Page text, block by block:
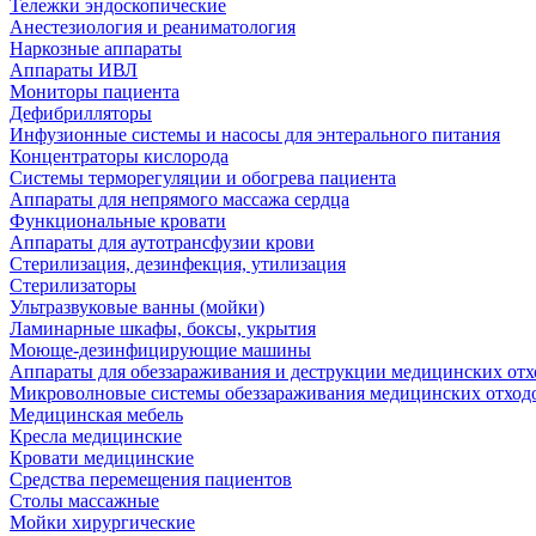
Тележки эндоскопические
Анестезиология и реаниматология
Наркозные аппараты
Аппараты ИВЛ
Мониторы пациента
Дефибрилляторы
Инфузионные системы и насосы для энтерального питания
Концентраторы кислорода
Системы терморегуляции и обогрева пациента
Аппараты для непрямого массажа сердца
Функциональные кровати
Аппараты для аутотрансфузии крови
Стерилизация, дезинфекция, утилизация
Стерилизаторы
Ультразвуковые ванны (мойки)
Ламинарные шкафы, боксы, укрытия
Моюще-дезинфицирующие машины
Аппараты для обеззараживания и деструкции медицинских
Микроволновые системы обеззараживания медицинских
Медицинская мебель
Кресла медицинские
Кровати медицинские
Средства перемещения пациентов
Столы массажные
Мойки хирургические